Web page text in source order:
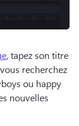
, tapez son titre
recherchez
ou happy
nouvelles